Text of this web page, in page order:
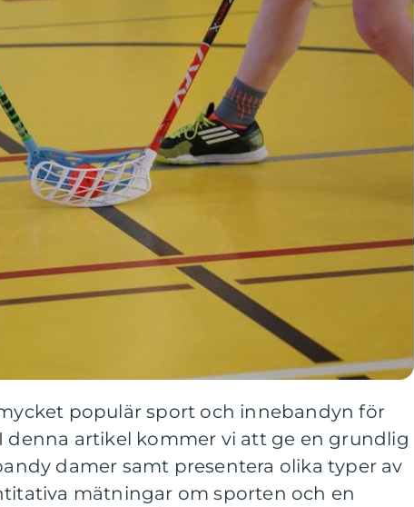
populär sport och innebandyn för
denna artikel kommer vi att ge en grundlig
damer samt presentera olika typer av
mätningar om sporten och en